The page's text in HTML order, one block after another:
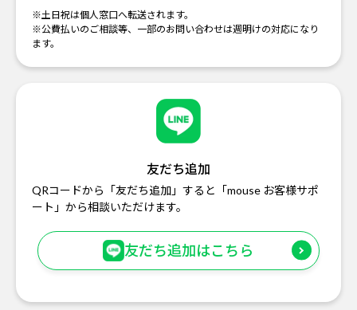
※土日祝は個人窓口へ転送されます。
※公費払いのご相談等、一部のお問い合わせは週明けの対応になり
ます。
友だち追加
QRコードから「友だち追加」すると「mouse お客様サポ
ート」から相談いただけます。
友だち追加はこちら